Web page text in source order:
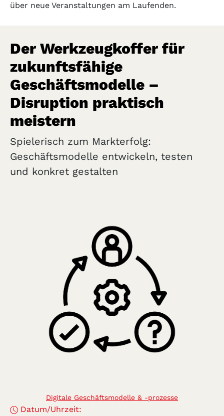
über neue Veranstaltungen am Laufenden.
Der Werkzeugkoffer für
zukunftsfähige
Geschäftsmodelle –
Disruption praktisch
meistern
Spielerisch zum Markterfolg:
Geschäftsmodelle entwickeln, testen
und konkret gestalten
Digitale Geschäftsmodelle & -prozesse
Datum/Uhrzeit: